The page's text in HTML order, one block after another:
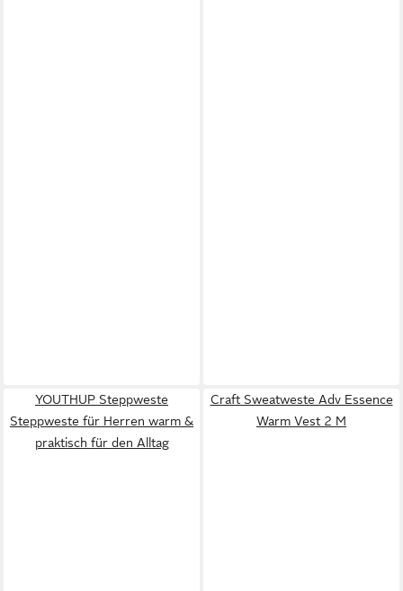
YOUTHUP Steppweste
Steppweste für Herren warm &
praktisch für den Alltag
Craft Sweatweste Adv Essence
Warm Vest 2 M